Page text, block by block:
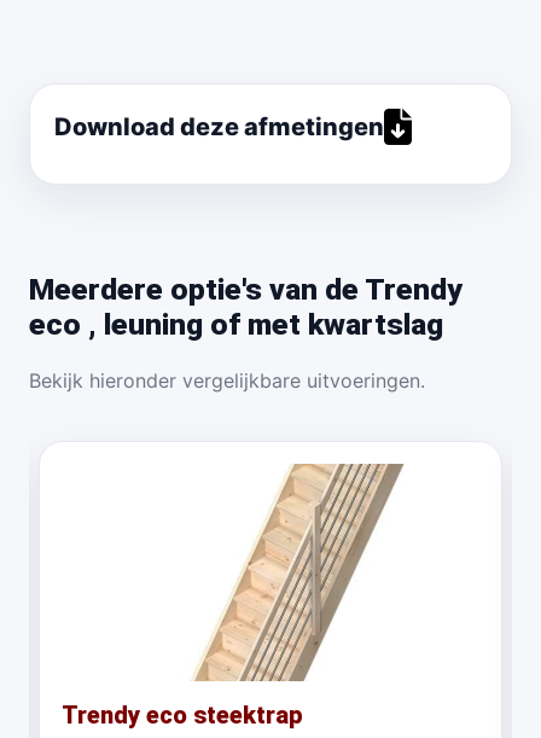
Download deze afmetingen
Meerdere optie's van de Trendy
eco , leuning of met kwartslag
Bekijk hieronder vergelijkbare uitvoeringen.
Trendy eco steektrap